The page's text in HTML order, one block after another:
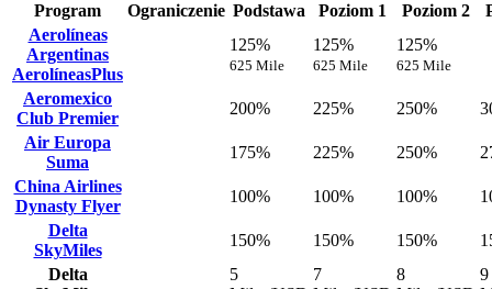
Program Ograniczenie Podstawa Poziom 1 Poziom 2
Aerolíneas
Argentinas
AerolíneasPlus
125%
625 Mile
125%
625 Mile
125%
625 Mile
Aeromexico
Club Premier
200% 225% 250%
Air Europa
Suma
175% 225% 250%
China Airlines
Dynasty Flyer
100% 100% 100%
Delta
SkyMiles
150% 150% 150%
Delta
5
7
8
9